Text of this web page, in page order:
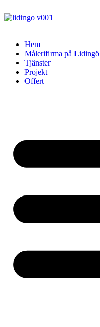
Hem
Målerifirma på Lidingö
Tjänster
Projekt
Offert